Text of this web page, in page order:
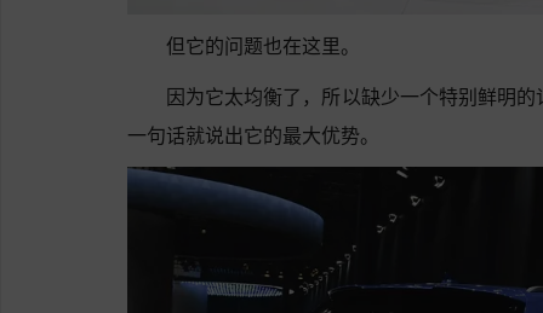
但它的问题也在这里。
因为它太均衡了，所以缺少一个特别鲜明
一句话就说出它的最大优势。